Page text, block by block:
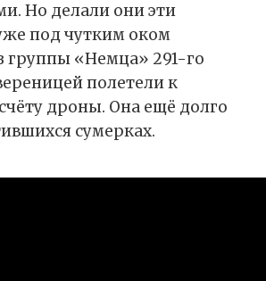
Но делали они эти
под чутким оком
группы «Немца» 291-го
полетели к
дроны. Она ещё долго
сумерках.